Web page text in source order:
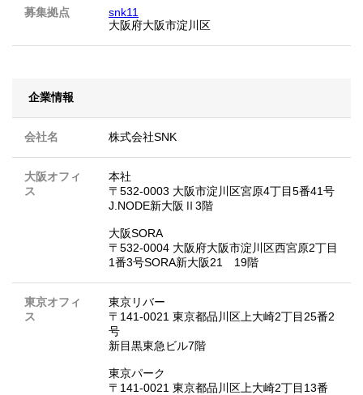
募集拠点
snk11
大阪府大阪市淀川区
企業情報
会社名 株式会社SNK
大阪オフィ
ス
本社
〒532-0003 大阪市淀川区宮原4丁目5番41号
J.NODE新大阪Ⅱ3階
大阪SORA
〒532-0004 大阪府大阪市淀川区西宮原2丁目
1番3号SORA新大阪21 19階
東京オフィ
ス
東京リバー
〒141-0021 東京都品川区上大崎2丁目25番2
号
新目黒東急ビル7階
東京パーク
〒141-0021 東京都品川区上大崎2丁目13番